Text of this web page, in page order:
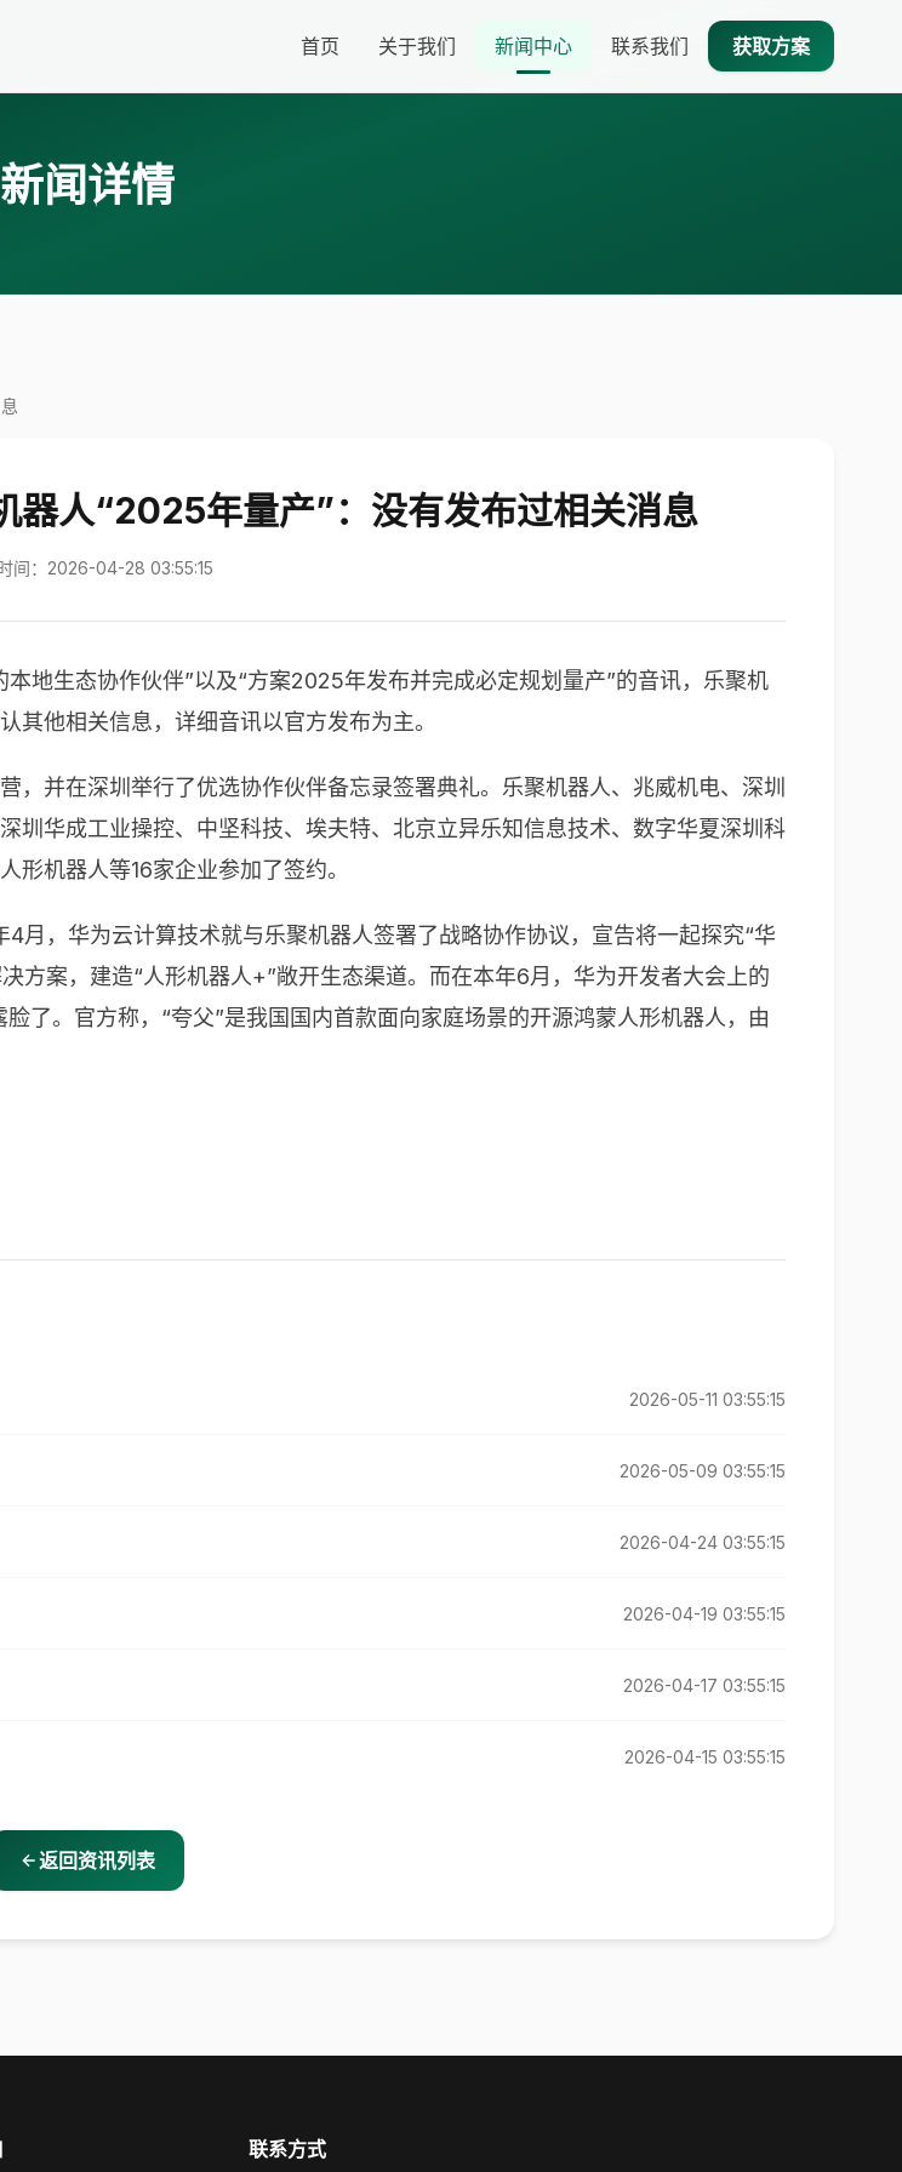
首页 关于我们 新闻中心 联系我们 获取方案
新闻详情
器人“2025年量产”：没有发布过相关消息
间：2026-04-28 03:55:15
地生态协作伙伴”以及“方案2025年发布并完成必定规划量产”的音讯，乐聚机
其他相关信息，详细音讯以官方发布为主。
并在深圳举行了优选协作伙伴备忘录签署典礼。乐聚机器人、兆威机电、深圳
圳华成工业操控、中坚科技、埃夫特、北京立异乐知信息技术、数字华夏深圳科
机器人等16家企业参加了签约。
，华为云计算技术就与乐聚机器人签署了战略协作协议，宣告将一起探究“华
方案，建造“人形机器人+”敞开生态渠道。而在本年6月，华为开发者大会上的
了。官方称，“夸父”是我国国内首款面向家庭场景的开源鸿蒙人形机器人，由
2026-05-11 03:55:15
2026-05-09 03:55:15
2026-04-24 03:55:15
2026-04-19 03:55:15
2026-04-17 03:55:15
2026-04-15 03:55:15
返回资讯列表
联系方式